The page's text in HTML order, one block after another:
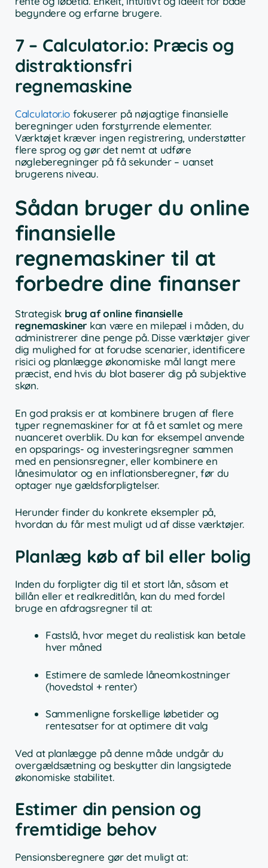
begyndere og erfarne brugere.
7 – Calculator.io: Præcis og
distraktionsfri
regnemaskine
Calculator.io fokuserer på nøjagtige finansielle
beregninger uden forstyrrende elementer.
Værktøjet kræver ingen registrering, understøtter
flere sprog og gør det nemt at udføre
nøgleberegninger på få sekunder – uanset
brugerens niveau.
Sådan bruger du online
finansielle
regnemaskiner til at
forbedre dine finanser
Strategisk brug af online finansielle
regnemaskiner kan være en milepæl i måden, du
administrerer dine penge på. Disse værktøjer giver
dig mulighed for at forudse scenarier, identificere
risici og planlægge økonomiske mål langt mere
præcist, end hvis du blot baserer dig på subjektive
skøn.
En god praksis er at kombinere brugen af flere
typer regnemaskiner for at få et samlet og mere
nuanceret overblik. Du kan for eksempel anvende
en opsparings- og investeringsregner sammen
med en pensionsregner, eller kombinere en
lånesimulator og en inflationsberegner, før du
optager nye gældsforpligtelser.
Herunder finder du konkrete eksempler på,
hvordan du får mest muligt ud af disse værktøjer.
Planlæg køb af bil eller bolig
Inden du forpligter dig til et stort lån, såsom et
billån eller et realkreditlån, kan du med fordel
bruge en afdragsregner til at:
Fastslå, hvor meget du realistisk kan betale
hver måned
Estimere de samlede låneomkostninger
(hovedstol + renter)
Sammenligne forskellige løbetider og
rentesatser for at optimere dit valg
Ved at planlægge på denne måde undgår du
overgældsætning og beskytter din langsigtede
økonomiske stabilitet.
Estimer din pension og
fremtidige behov
Pensionsberegnere gør det muligt at: